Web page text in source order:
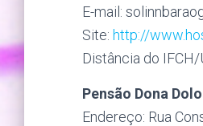
E-mail:
Site: http://
Distância do IFCH/
Pensão Dona
Endereço: Rua